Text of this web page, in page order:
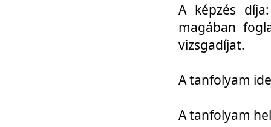
A képzés
magában
vizsgadíjat.
A tanfolyam
A tanfolyam